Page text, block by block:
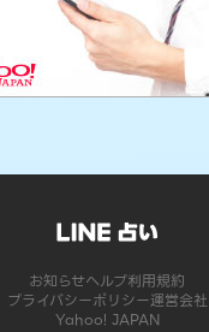
お知らせヘルプ利用規約
プライバシーポリシー運営会社
Yahoo! JAPAN